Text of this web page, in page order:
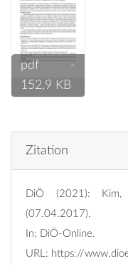
pdf
pdf -
152,9 KB
Zitation
DiÖ (2021):
(07.04.2017).
In: DiÖ-Online.
URL: https://